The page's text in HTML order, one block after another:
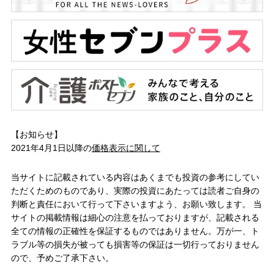
【お知らせ】
2021年4月1日以降の価格表示に関して
当サイトに記載されている内容はあくまでも投資の参考にしてい
ただくためのものであり、実際の投資にあたっては読者ご自身の
判断と責任において行って下さいますよう、お願い致します。 当
サイトの掲載情報は細心の注意を払っておりますが、記載される
全ての情報の正確性を保証するものではありません。万が一、ト
ラブル等の損失が被っても損害等の保証は一切行っておりません
ので、予めご了承下さい。